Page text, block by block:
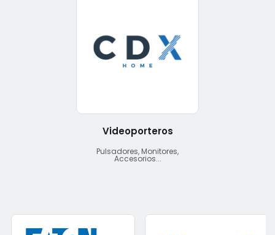
Videoporteros
Pulsadores, Monitores,
Accesorios...